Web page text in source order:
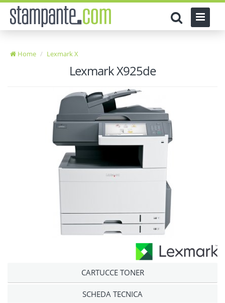
Home Lexmark X
Lexmark X925de
CARTUCCE TONER
SCHEDA TECNICA